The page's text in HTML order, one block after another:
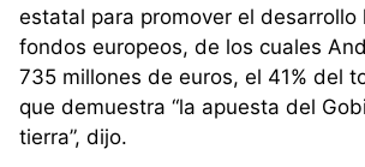
estatal para promover el desarrollo
fondos europeos, de los cuales
735 millones de euros, el 41% del
que demuestra “la apuesta del
tierra”, dijo.